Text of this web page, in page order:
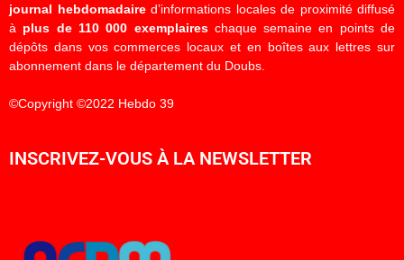
journal hebdomadaired’informations locales de proximité diffusé
à plus de 110 000 exemplaireschaque semaine en points de
dépôts dans vos commerces locaux et en boîtes aux lettres sur
abonnement dans le département du Doubs.
©Copyright ©2022 Hebdo 39
INSCRIVEZ-VOUS À LA NEWSLETTER